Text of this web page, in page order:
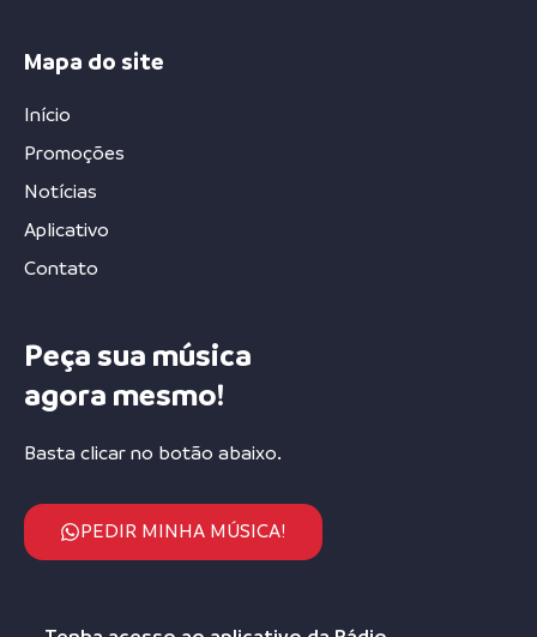
Mapa do site
Início
Promoções
Notícias
Aplicativo
Contato
Peça sua música
agora mesmo!
Basta clicar no botão abaixo.
PEDIR MINHA MÚSICA!